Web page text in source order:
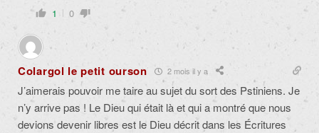
1 0
Colargol le petit ourson 2 mois il y a
J’aimerais pouvoir me taire au sujet du sort des Pstiniens. Je
n’y arrive pas ! Le Dieu qui était là et qui a montré que nous
devions devenir libres est le Dieu décrit dans les Écritures